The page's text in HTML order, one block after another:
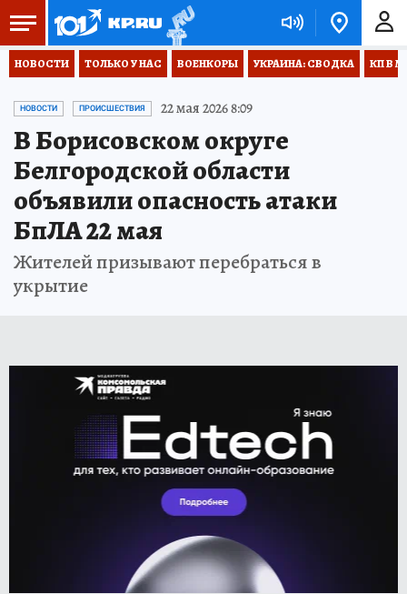
НОВОСТИ ТОЛЬКО У НАС ВОЕНКОРЫ УКРАИНА: СВОДКА КП В
НОВОСТИ ПРОИСШЕСТВИЯ 22 мая 2026 8:09
В Борисовском округе
Белгородской области
объявили опасность атаки
БпЛА 22 мая
Жителей призывают перебраться в
укрытие